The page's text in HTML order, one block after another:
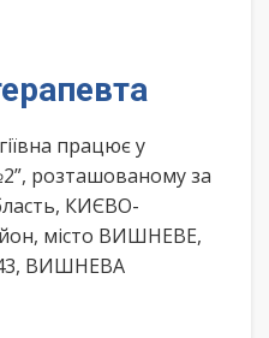
працює у
розташованому за
КИЄВО-
місто ВИШНЕВЕ,
ВИШНЕВА